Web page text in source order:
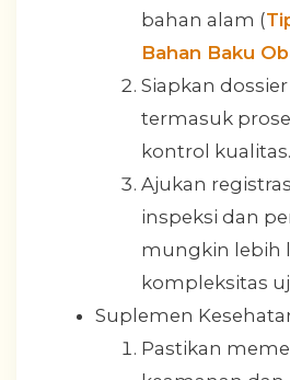
bahan alam (
Bahan Baku
Siapkan
termasuk
kontrol kualitas.
Ajukan
inspeksi dan
mungkin lebih
kompleksitas
Suplemen
Pastikan